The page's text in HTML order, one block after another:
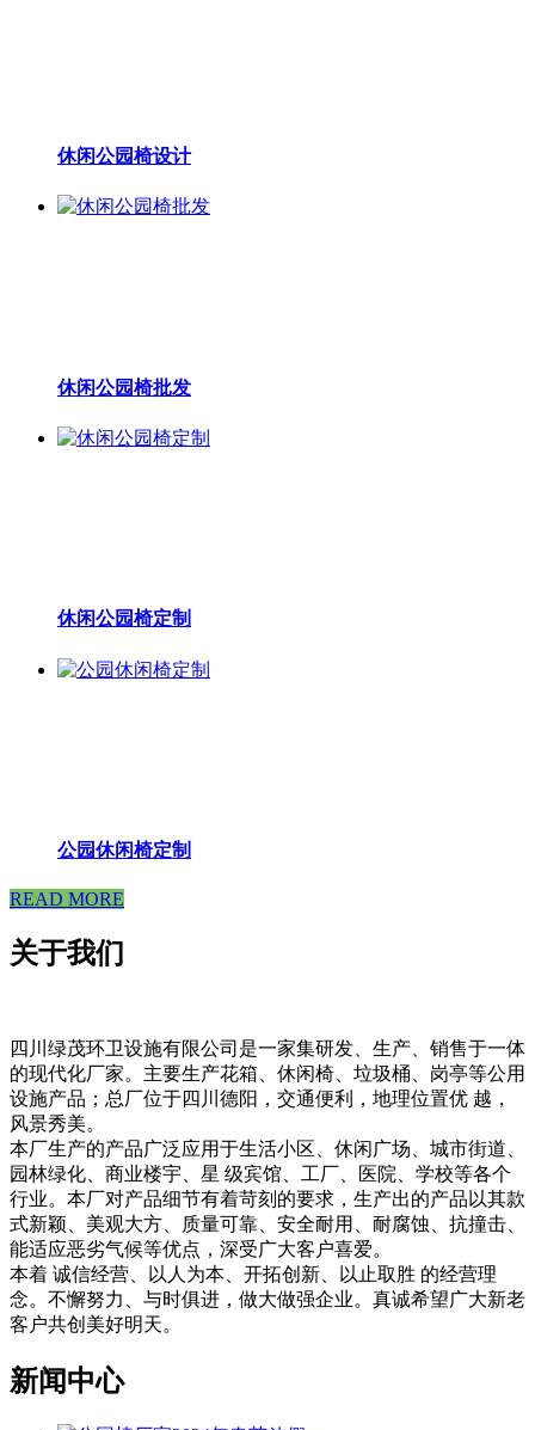
休闲公园椅设计
休闲公园椅批发
休闲公园椅定制
公园休闲椅定制
READ MORE
关于我们
四川绿茂环卫设施有限公司是一家集研发、生产、销售于一体
的现代化厂家。主要生产花箱、休闲椅、垃圾桶、岗亭等公用
设施产品；总厂位于四川德阳，交通便利，地理位置优 越，
风景秀美。
本厂生产的产品广泛应用于生活小区、休闲广场、城市街道、
园林绿化、商业楼宇、星 级宾馆、工厂、医院、学校等各个
行业。本厂对产品细节有着苛刻的要求，生产出的产品以其款
式新颖、美观大方、质量可靠、安全耐用、耐腐蚀、抗撞击、
能适应恶劣气候等优点，深受广大客户喜爱。
本着 诚信经营、以人为本、开拓创新、以止取胜 的经营理
念。不懈努力、与时俱进，做大做强企业。真诚希望广大新老
客户共创美好明天。
新闻中心